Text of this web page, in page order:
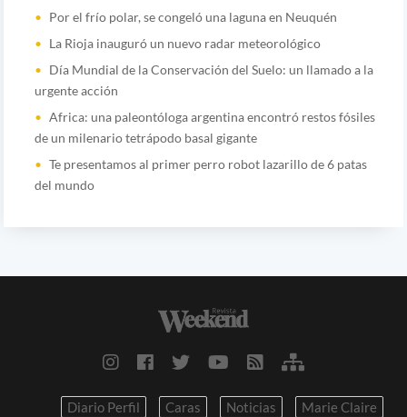
Por el frío polar, se congeló una laguna en Neuquén
La Rioja inauguró un nuevo radar meteorológico
Día Mundial de la Conservación del Suelo: un llamado a la
urgente acción
Africa: una paleontóloga argentina encontró restos fósiles
de un milenario tetrápodo basal gigante
Te presentamos al primer perro robot lazarillo de 6 patas
del mundo
Diario Perfil Caras Noticias
Marie Claire